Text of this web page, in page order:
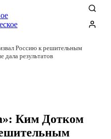
Россию к решительным
дала результатов
Ким Дотком